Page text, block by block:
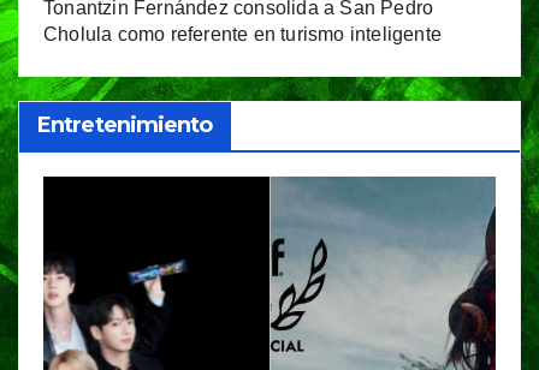
Tonantzin Fernández consolida a San Pedro
Cholula como referente en turismo inteligente
Entretenimiento